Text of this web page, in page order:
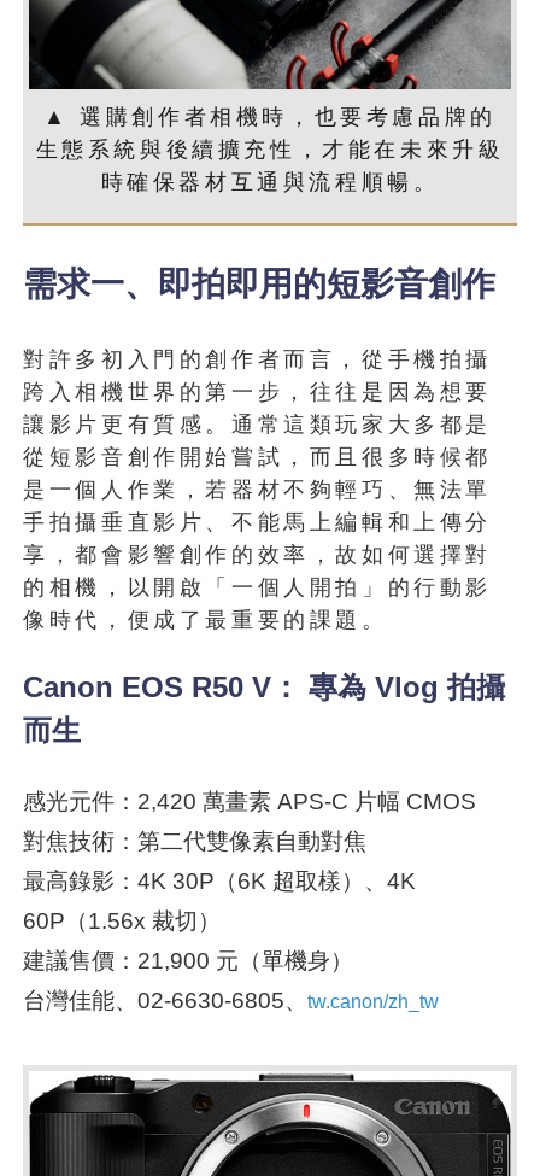
▲ 選購創作者相機時，也要考慮品牌的
生態系統與後續擴充性，才能在未來升級
時確保器材互通與流程順暢。
需求一、即拍即用的短影音創作
對許多初入門的創作者而言，從手機拍攝
跨入相機世界的第一步，往往是因為想要
讓影片更有質感。通常這類玩家大多都是
從短影音創作開始嘗試，而且很多時候都
是一個人作業，若器材不夠輕巧、無法單
手拍攝垂直影片、不能馬上編輯和上傳分
享，都會影響創作的效率，故如何選擇對
的相機，以開啟「一個人開拍」的行動影
像時代，便成了最重要的課題。
Canon EOS R50 V： 專為 Vlog 拍攝
而生
感光元件：2,420 萬畫素 APS-C 片幅 CMOS
對焦技術：第二代雙像素自動對焦
最高錄影：4K 30P（6K 超取樣）、4K
60P（1.56x 裁切）
建議售價：21,900 元（單機身）
台灣佳能、02-6630-6805、tw.canon/zh_tw